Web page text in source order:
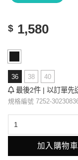
$ 1,580
36 38 40
最後2件 | 以訂單先
規格編號 7252-
加入購物車